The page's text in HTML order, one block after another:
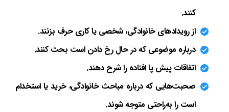
کنند.
از رویدادهای خانوادگی، شخصی یا کاری حرف بزنند.
درباره موضوعی که در حال رخ دادن است بحث کنند.
اتفاقات پیش پا افتاده را شرح دهند.
صحبت‌هایی که درباره مباحث خانوادگی، خرید یا استخدام
است را به‌راحتی متوجه شوند.